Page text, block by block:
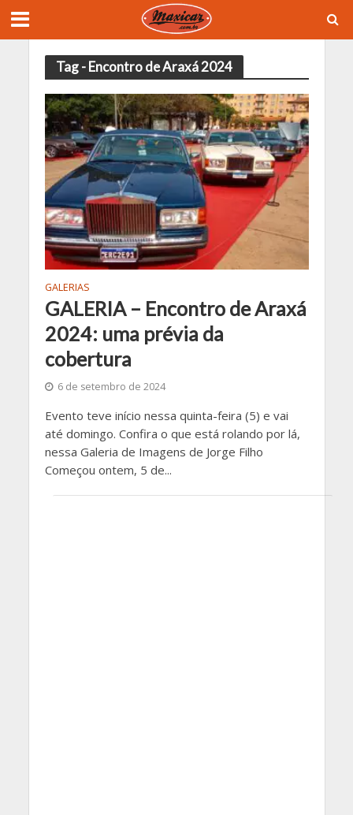
Tag - Encontro de Araxá 2024
GALERIAS
GALERIA – Encontro de Araxá
2024: uma prévia da
cobertura
6 de setembro de 2024
Evento teve início nessa quinta-feira (5) e vai
até domingo. Confira o que está rolando por lá,
nessa Galeria de Imagens de Jorge Filho
Começou ontem, 5 de...